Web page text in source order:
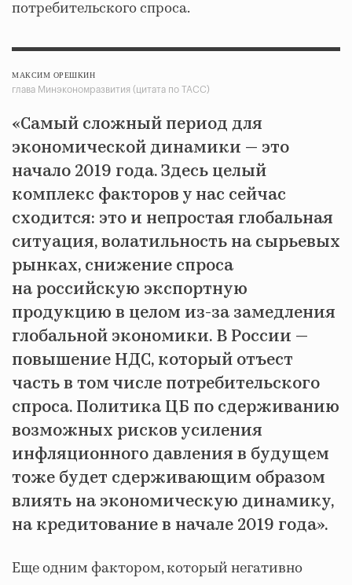
потребительского спроса.
МАКСИМ ОРЕШКИН
глава Минэкономразвития (цитата по ТАСС)
«Самый сложный период для
экономической динамики — это
начало 2019 года. Здесь целый
комплекс факторов у нас сейчас
сходится: это и непростая глобальная
ситуация, волатильность на сырьевых
рынках, снижение спроса
на российскую экспортную
продукцию в целом из-за замедления
глобальной экономики. В России —
повышение НДС, который отъест
часть в том числе потребительского
спроса. Политика ЦБ по сдерживанию
возможных рисков усиления
инфляционного давления в будущем
тоже будет сдерживающим образом
влиять на экономическую динамику,
на кредитование в начале 2019 года».
Еще одним фактором, который негативно